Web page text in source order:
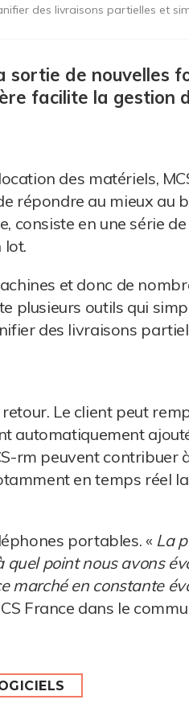
des livraisons partielles et
sortie de nouvelles
facilite la gestion
des matériels,
répondre au mieux au
consiste en une série
lot.
et donc de
plusieurs outils qui
des livraisons
Le client peut
automatiquement
rm peuvent contribuer
en temps réel
portables. « La
point nous avons
marché en constante
France dans le